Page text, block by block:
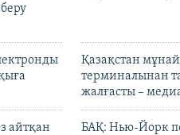
Қазақстан
терминалынан
жалғасты –
айтқан
БАҚ: Нью-Йорк